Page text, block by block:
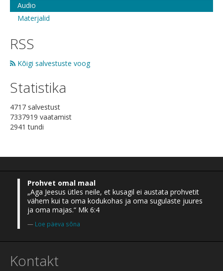
Audio
Materjalid
RSS
Kõigi salvestuste voog
Statistika
4717 salvestust
7337919 vaatamist
2941 tundi
Prohvet omal maal
„Aga Jeesus ütles neile, et kusagil ei austata prohvetit
vähem kui ta oma kodukohas ja oma sugulaste juures
ja oma majas.“ Mk 6:4
Loe päeva sõna
Kontakt